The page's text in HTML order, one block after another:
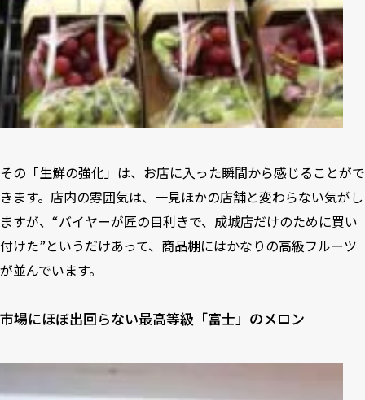
その「生鮮の強化」は、お店に入った瞬間から感じることがで
きます。店内の雰囲気は、一見ほかの店舗と変わらない気がし
ますが、“バイヤーが匠の目利きで、成城店だけのために買い
付けた”というだけあって、商品棚にはかなりの高級フルーツ
が並んでいます。
市場にほぼ出回らない最高等級「富士」のメロン